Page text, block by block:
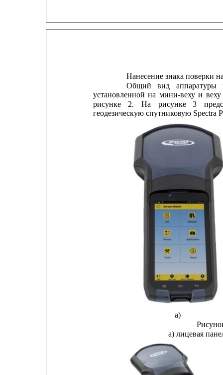
Нанесение знака поверки
Общий
вид аппаратуры
установленной на мини-веху и веху
рисунке
2. На рисунке 3
геодезическую спутниковую Spectra
а)
а) лицевая